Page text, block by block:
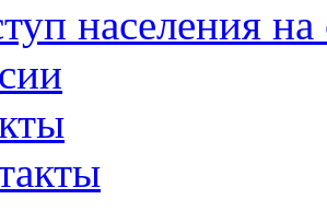
населения